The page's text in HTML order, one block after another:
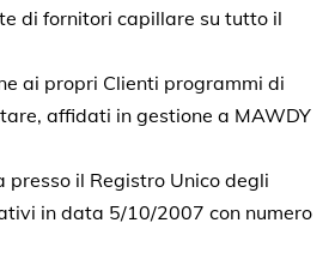
di fornitori capillare su tutto il
ai propri Clienti programmi di
affidati in gestione a MAWDY
presso il Registro Unico degli
in data 5/10/2007 con numero